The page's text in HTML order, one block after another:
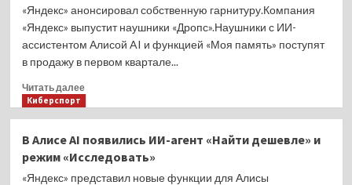
Игру
удалили
из
Steam
EGC
началась
распродажа.
Пользователи
могут
бесплатные
стикеры
«Яндекс» анонсировал собственную гарнитуру.Компания
«Яндекс» выпустит наушники «Дропс».Наушники с ИИ-
ассистентом Алисой AI и функцией «Моя память» поступят
в продажу в первом квартале...
Читать далееПрочитать
представил
наушники
«Дропс»
Киберспорт
В Алисе AI появились ИИ-агент «Найти дешевле» и
режим «Исследовать»
«Яндекс» представил новые функции для Алисы